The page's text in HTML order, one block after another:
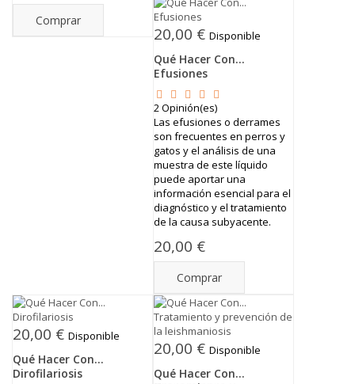
Comprar
20,00 € Disponible
Qué Hacer Con...
Efusiones
2 Opinión(es)
Las efusiones o derrames
son frecuentes en perros y
gatos y el análisis de una
muestra de este líquido
puede aportar una
información esencial para el
diagnóstico y el tratamiento
de la causa subyacente.
20,00 €
Comprar
20,00 € Disponible
Qué Hacer Con...
Dirofilariosis
20,00 € Disponible
Qué Hacer Con...